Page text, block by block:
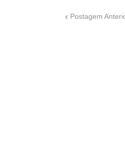
Postagem